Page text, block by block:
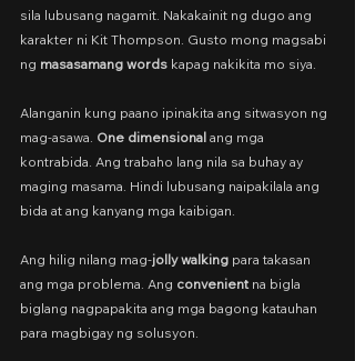
sila lubusang nagamit. Nakakainit ng dugo ang
karakter ni Kit Thompson. Gusto mong magsabi
ng masasamang words kapag nakikita mo siya.
Alanganin kung paano ipinakita ang sitwasyon ng
mag-asawa. One dimensional ang mga
kontrabida. Ang trabaho lang nila sa buhay ay
maging masama. Hindi lubusang naipakilala ang
bida at ang kanyang mga kaibigan.
Ang hilig nilang mag-jolly walking para takasan
ang mga problema. Ang convenient na bigla
biglang nagpapakita ang mga bagong katauhan
para magbigay ng solusyon.